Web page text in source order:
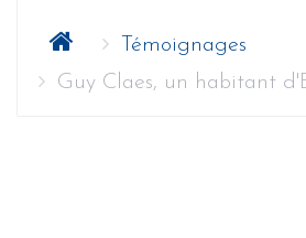
Témoignages
Guy Claes, un habitant